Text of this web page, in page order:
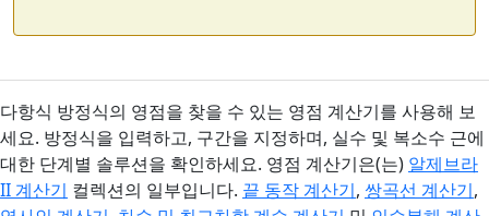
다항식 방정식의 영점을 찾을 수 있는 영점 계산기를 사용해 보
세요. 방정식을 입력하고, 구간을 지정하며, 실수 및 복소수 근에
대한 단계별 솔루션을 확인하세요. 영점 계산기은(는) 알제브라
II 계산기 컬렉션의 일부입니다. 끝 동작 계산기, 쌍곡선 계산기,